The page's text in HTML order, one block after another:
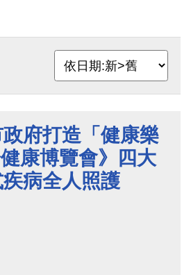
府打造「健康樂
康博覽會》四大
病全人照護